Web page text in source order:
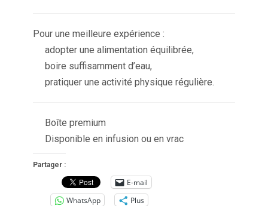
Pour une meilleure expérience :
adopter une alimentation équilibrée,
boire suffisamment d’eau,
pratiquer une activité physique régulière.
Boîte premium
Disponible en infusion ou en vrac
Partager :
E-mail
WhatsApp
Plus